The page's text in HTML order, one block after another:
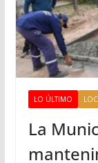
LO ÚLTIMO
La